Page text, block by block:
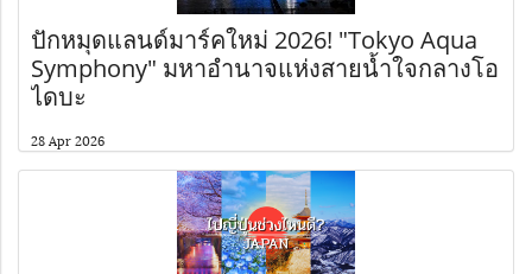
ปักหมุดแลนด์มาร์คใหม่ 2026! "Tokyo Aqua
Symphony" มหาอำนาจแห่งสายน้ำใจกลางโอ
ไดบะ
28 Apr 2026